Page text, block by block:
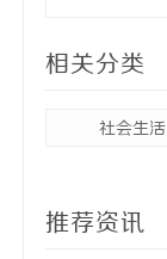
相关分类
社会生活
推荐资讯